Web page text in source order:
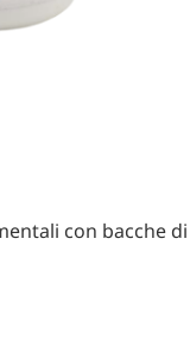
con bacche di